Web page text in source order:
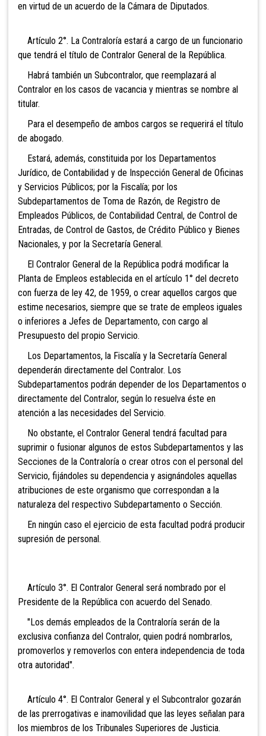
en virtud de un acuerdo de la Cámara de Diputados.
Artículo 2°. La Contraloría estará a cargo de un funcionario
que tendrá el título de Contralor General de la República.
Habrá también un Subcontralor, que reemplazará al
Contralor en los casos de vacancia y mientras se nombre al
titular.
Para el desempeño de ambos cargos se requerirá el título
de abogado.
Estará, además, constituida por los Departamentos
Jurídico, de Contabilidad y de Inspección General de Oficinas
y Servicios Públicos; por la Fiscalía; por los
Subdepartamentos de Toma de Razón, de Registro de
Empleados Públicos, de Contabilidad Central, de Control de
Entradas, de Control de Gastos, de Crédito Público y Bienes
Nacionales, y por la Secretaría General.
El Contralor General de la República podrá modificar la
Planta de Empleos establecida en el artículo 1° del decreto
con fuerza de ley 42, de 1959, o crear aquellos cargos que
estime necesarios, siempre que se trate de empleos iguales
o inferiores a Jefes de Departamento, con cargo al
Presupuesto del propio Servicio.
Los Departamentos, la Fiscalía y la Secretaría General
dependerán directamente del Contralor. Los
Subdepartamentos podrán depender de los Departamentos o
directamente del Contralor, según lo resuelva éste en
atención a las necesidades del Servicio.
No obstante, el Contralor General tendrá facultad para
suprimir o fusionar algunos de estos Subdepartamentos y las
Secciones de la Contraloría o crear otros con el personal del
Servicio, fijándoles su dependencia y asignándoles aquellas
atribuciones de este organismo que correspondan a la
naturaleza del respectivo Subdepartamento o Sección.
En ningún caso el ejercicio de esta facultad podrá producir
supresión de personal.
Artículo 3°. El Contralor General será nombrado por el
Presidente de la República con acuerdo del Senado.
"Los demás empleados de la Contraloría serán de la
exclusiva confianza del Contralor, quien podrá nombrarlos,
promoverlos y removerlos con entera independencia de toda
otra autoridad".
Artículo 4°. El Contralor General y el Subcontralor gozarán
de las prerrogativas e inamovilidad que las leyes señalan para
los miembros de los Tribunales Superiores de Justicia.